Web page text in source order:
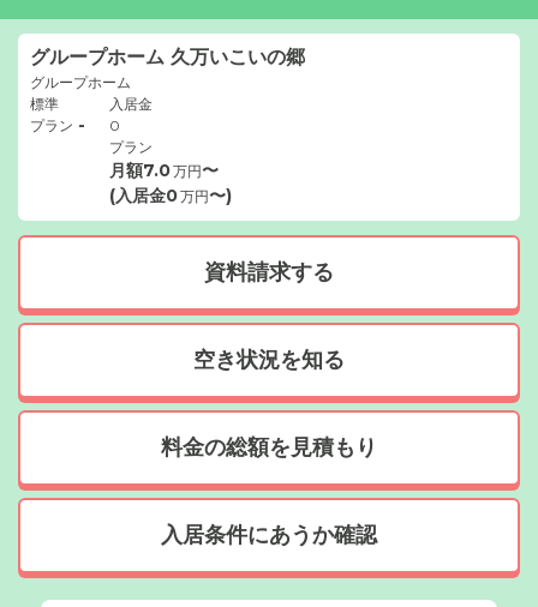
グループホーム 久万いこいの郷
グループホーム
標準
プラン -
入居金
0
プラン
月額7.0万円〜
(入居金0万円〜)
資料請求する
空き状況を知る
料金の総額を見積もり
入居条件にあうか確認